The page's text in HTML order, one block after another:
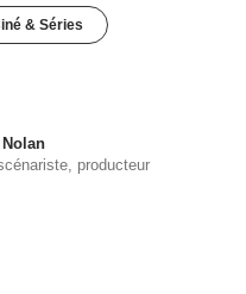
& Séries
producteur